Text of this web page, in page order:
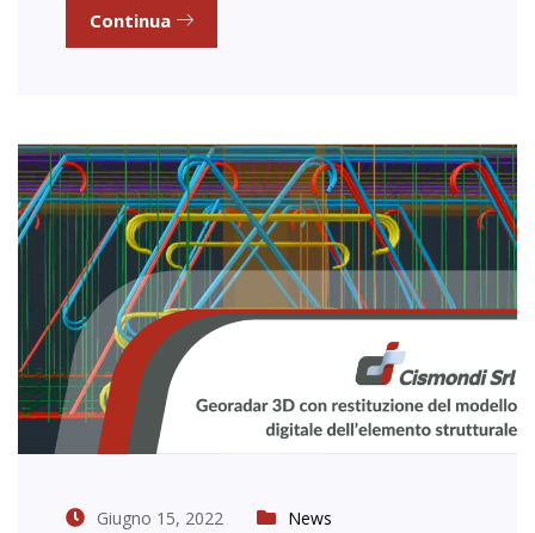
Continua
Giugno 15, 2022 News